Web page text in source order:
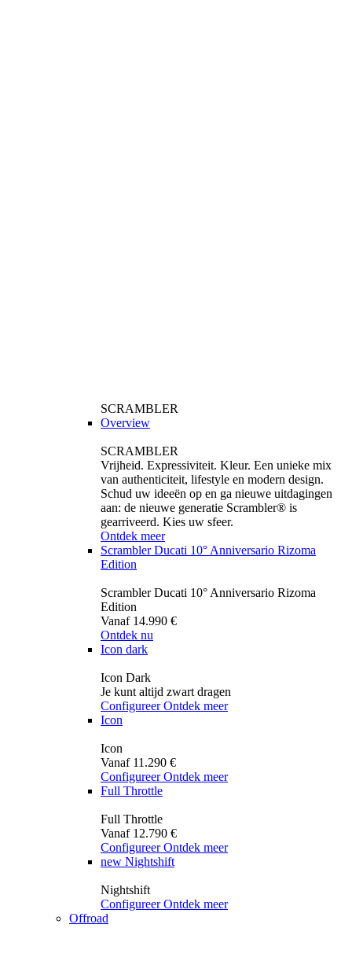
SCRAMBLER
Overview
SCRAMBLER
Vrijheid. Expressiviteit. Kleur. Een unieke mix
van authenticiteit, lifestyle en modern design.
Schud uw ideeën op en ga nieuwe uitdagingen
aan: de nieuwe generatie Scrambler® is
gearriveerd. Kies uw sfeer.
Ontdek meer
Scrambler Ducati 10° Anniversario Rizoma
Edition
Scrambler Ducati 10° Anniversario Rizoma
Edition
Vanaf 14.990 €
Ontdek nu
Icon dark
Icon Dark
Je kunt altijd zwart dragen
Configureer Ontdek meer
Icon
Icon
Vanaf 11.290 €
Configureer Ontdek meer
Full Throttle
Full Throttle
Vanaf 12.790 €
Configureer Ontdek meer
new Nightshift
Nightshift
Configureer Ontdek meer
Offroad